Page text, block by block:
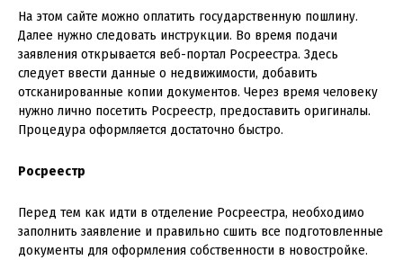
На этом сайте можно оплатить государственную пошлину.
Далее нужно следовать инструкции. Во время подачи
заявления открывается веб-портал Росреестра. Здесь
следует ввести данные о недвижимости, добавить
отсканированные копии документов. Через время человеку
нужно лично посетить Росреестр, предоставить оригиналы.
Процедура оформляется достаточно быстро.
Росреестр
Перед тем как идти в отделение Росреестра, необходимо
заполнить заявление и правильно сшить все подготовленные
документы для оформления собственности в новостройке.